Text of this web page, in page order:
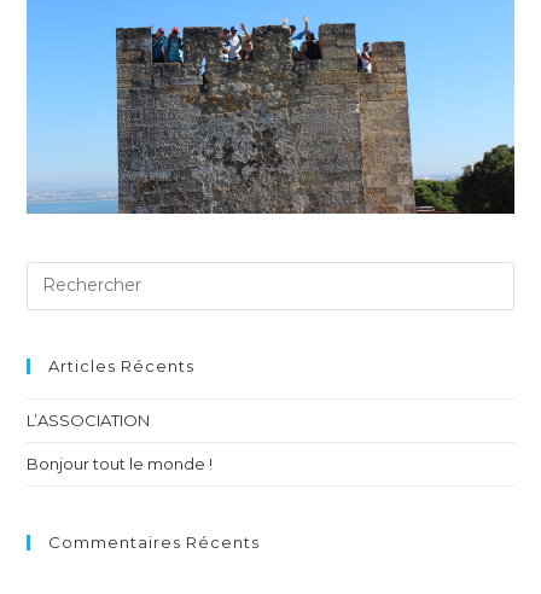
Articles Récents
L’ASSOCIATION
Bonjour tout le monde !
Commentaires Récents